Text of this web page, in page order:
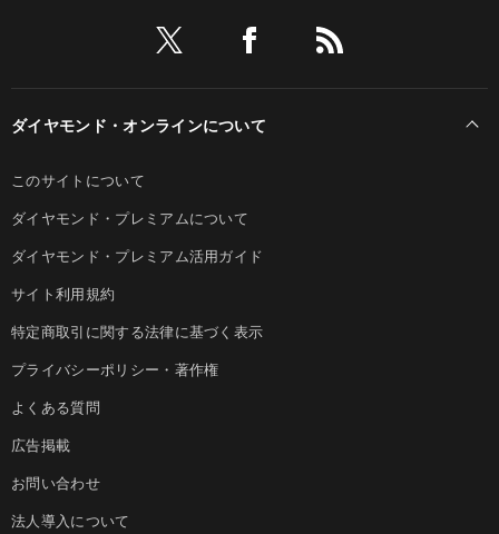
ダイヤモンド・オンラインについて
このサイトについて
ダイヤモンド・プレミアムについて
ダイヤモンド・プレミアム活用ガイド
サイト利用規約
特定商取引に関する法律に基づく表示
プライバシーポリシー・著作権
よくある質問
広告掲載
お問い合わせ
法人導入について